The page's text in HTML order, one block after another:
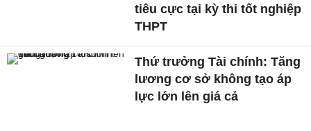
tiêu cực tại kỳ thi tốt nghiệp
THPT
Thứ trưởng Tài chính: Tăng
lương cơ sở không tạo áp
lực lớn lên giá cả